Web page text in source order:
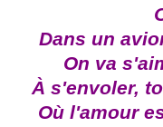
Dans un
On va
À s'envoler,
Où l'amour